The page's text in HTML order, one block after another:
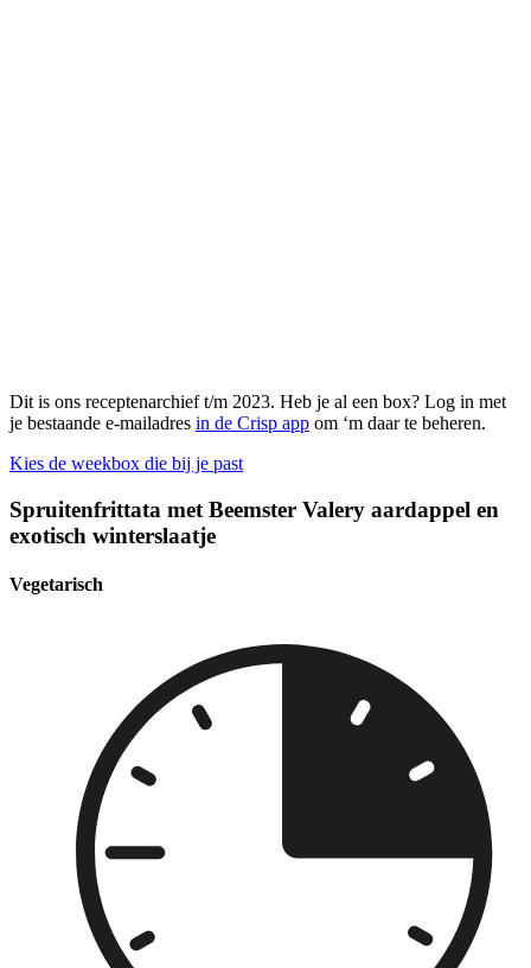
Dit is ons receptenarchief t/m 2023. Heb je al een box? Log in met
je bestaande e-mailadres in de Crisp app om ‘m daar te beheren.
Kies de weekbox die bij je past
Spruitenfrittata met Beemster Valery aardappel en
exotisch winterslaatje
Vegetarisch